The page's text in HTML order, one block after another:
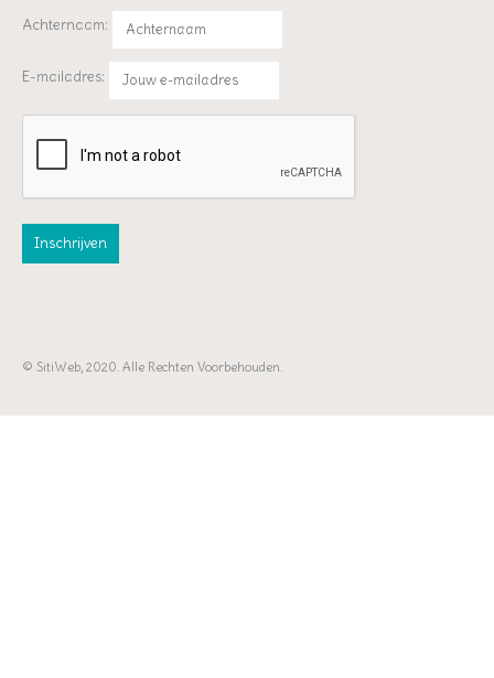
Achternaam:
E-mailadres:
© SitiWeb, 2020. Alle Rechten Voorbehouden.